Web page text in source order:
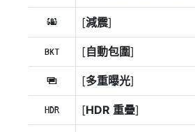
u [減震]
t [自動包圍]
$ [多重曝光]
2 [HDR 重疊]